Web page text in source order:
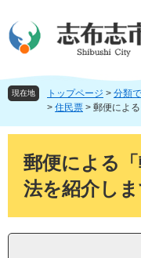
ジ
頭
ュ
飛現在地 トップページ > 分類
> 住民票 > 郵便によ
郵便による
法を紹介し